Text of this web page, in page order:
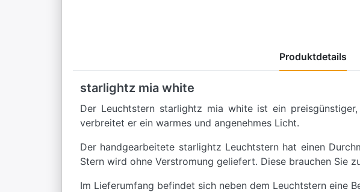
Produktdetails
starlightz mia white
Der Leuchtstern starlightz mia white ist ein
verbreitet er ein warmes und angenehmes Licht.
Der handgearbeitete starlightz Leuchtstern hat einen
Stern wird ohne Verstromung geliefert. Diese brauchen Sie
Im Lieferumfang befindet sich neben dem Leuchtstern eine